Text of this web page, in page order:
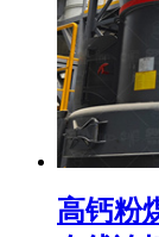
高钙粉